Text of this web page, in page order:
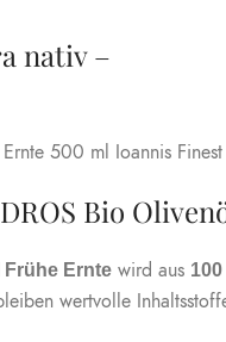
nativ –
Bio
Frühe Ernte wird aus
wertvolle